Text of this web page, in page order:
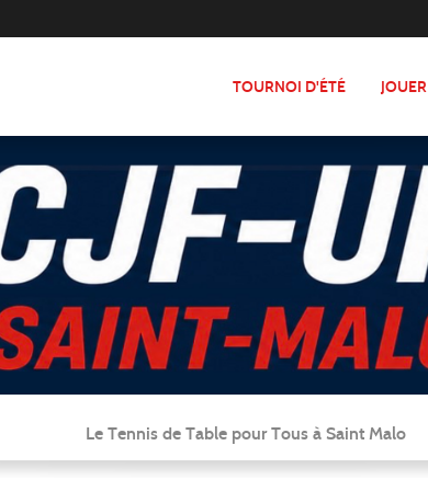
TOURNOI D'ÉTÉ JOUER
Le Tennis de Table pour Tous à Saint Malo